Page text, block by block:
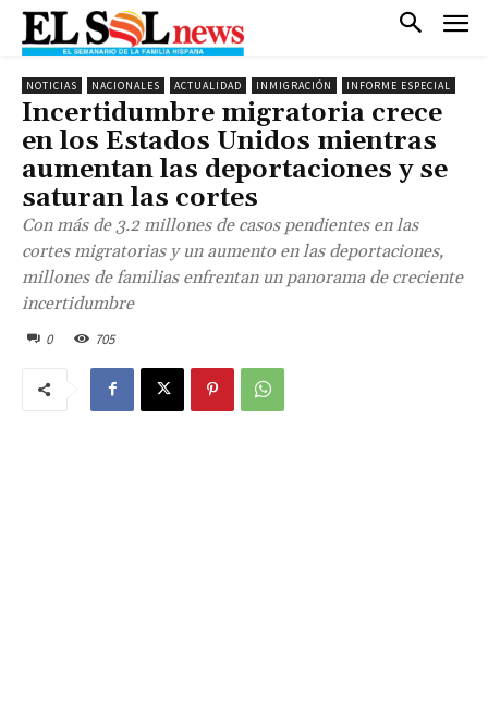
NOTICIAS NACIONALES ACTUALIDAD INMIGRACIÓN INFORME ESPECIAL
Incertidumbre migratoria crece
en los Estados Unidos mientras
aumentan las deportaciones y se
saturan las cortes
Con más de 3.2 millones de casos pendientes en las
cortes migratorias y un aumento en las deportaciones,
millones de familias enfrentan un panorama de creciente
incertidumbre
0 705